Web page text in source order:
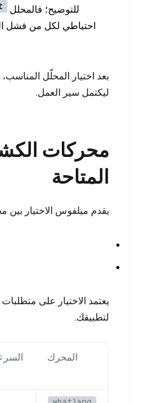
للتوضيح؛ فالمحلل
احتياطي لكل من فشل
بعد اختيار المحلّل
ليكتمل سير العمل.
محركات
المتاحة
يقدم ميلفوس الاختيار
يعتمد الاختيار على متطلبات
لتطبيقك.
المحرك